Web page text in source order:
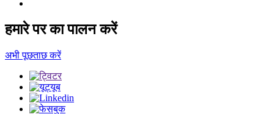
हमारे पर का पालन करें
अभी पूछताछ करें